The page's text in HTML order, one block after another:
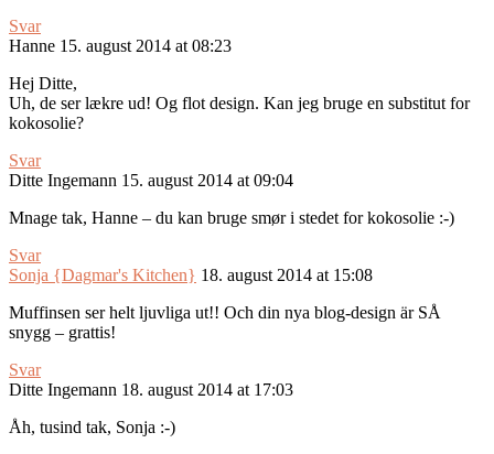
Svar
Hanne 15. august 2014 at 08:23
Hej Ditte,
Uh, de ser lækre ud! Og flot design. Kan jeg bruge en substitut for
kokosolie?
Svar
Ditte Ingemann 15. august 2014 at 09:04
Mnage tak, Hanne – du kan bruge smør i stedet for kokosolie :-)
Svar
Sonja {Dagmar's Kitchen} 18. august 2014 at 15:08
Muffinsen ser helt ljuvliga ut!! Och din nya blog-design är SÅ
snygg – grattis!
Svar
Ditte Ingemann 18. august 2014 at 17:03
Åh, tusind tak, Sonja :-)